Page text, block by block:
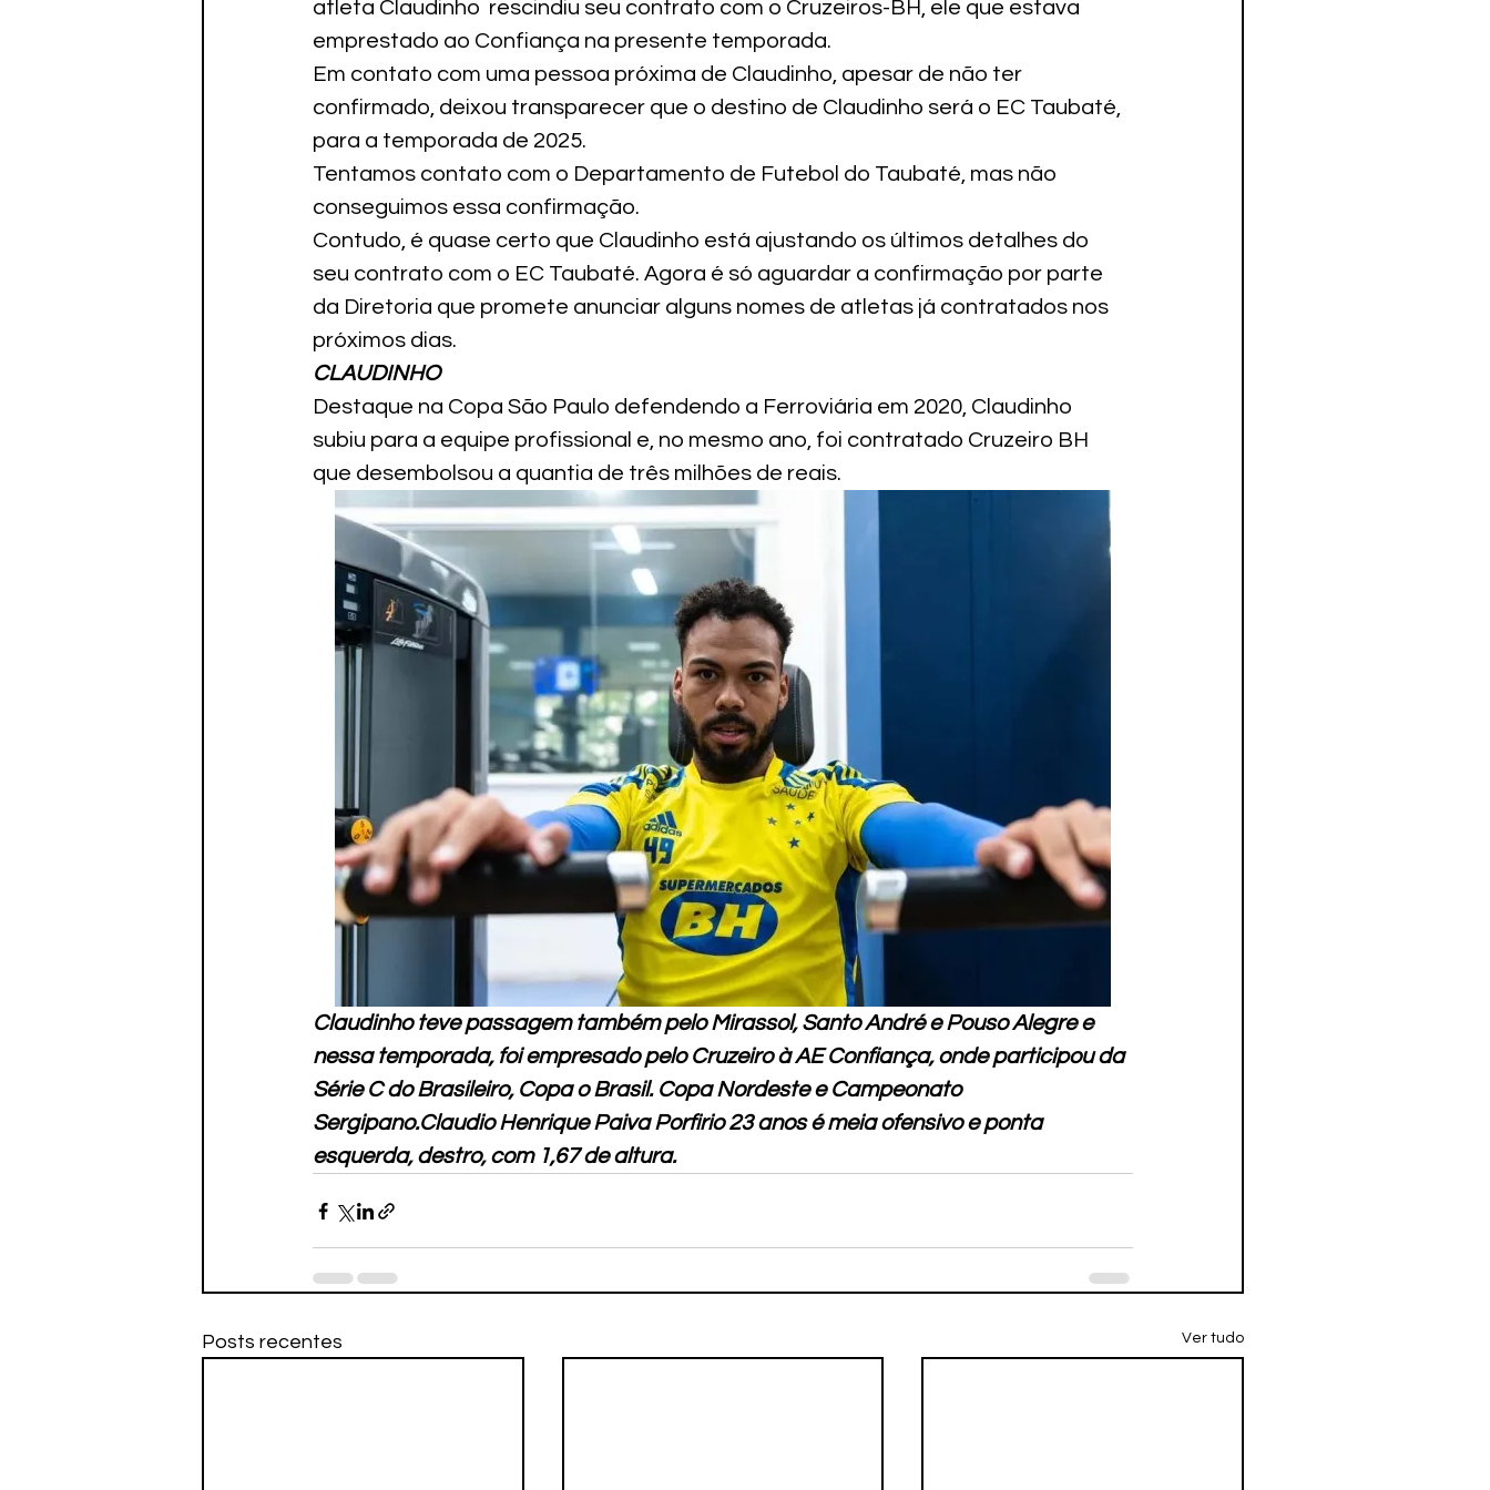
Paratletismoatleta Claudinho  rescindiu seu contrato com o Cruzeiros-BH, ele que estava
emprestado ao Confiança na presente temporada.
Em contato com uma pessoa próxima de Claudinho, apesar de não ter
confirmado, deixou transparecer que o destino de Claudinho será o EC Taubaté,
para a temporada de 2025.
Tentamos contato com o Departamento de Futebol do Taubaté, mas não
conseguimos essa confirmação.
Contudo, é quase certo que Claudinho está ajustando os últimos detalhes do
seu contrato com o EC Taubaté. Agora é só aguardar a confirmação por parte
da Diretoria que promete anunciar alguns nomes de atletas já contratados nos
próximos dias.
CLAUDINHO
Destaque na Copa São Paulo defendendo a Ferroviária em 2020, Claudinho
subiu para a equipe profissional e, no mesmo ano, foi contratado Cruzeiro BH
que desembolsou a quantia de três milhões de reais.
Claudinho teve passagem também pelo Mirassol, Santo André e Pouso Alegre e
nessa temporada, foi empresado pelo Cruzeiro à AE Confiança, onde participou da
Série C do Brasileiro, Copa o Brasil. Copa Nordeste e Campeonato
Sergipano.Claudio Henrique Paiva Porfirio 23 anos é meia ofensivo e ponta
esquerda, destro, com 1,67 de altura.
Posts recentes Ver tudo